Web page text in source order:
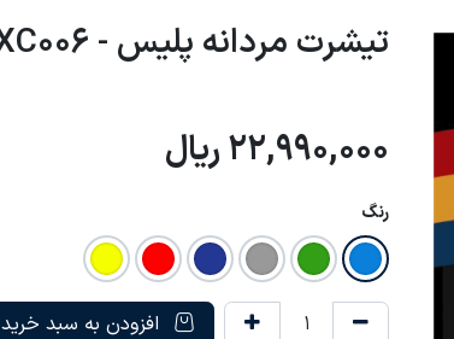
تیشرت مردانه پلیس - XC006 (اکسترا سایز)
22,990,000ریال
رنگ
افزودن به سبد خرید